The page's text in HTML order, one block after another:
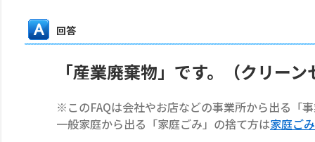
回答
「産業廃棄物」です。（クリー
※このFAQは会社やお店などの事業所から出る「
一般家庭から出る「家庭ごみ」の捨て方は家庭ご